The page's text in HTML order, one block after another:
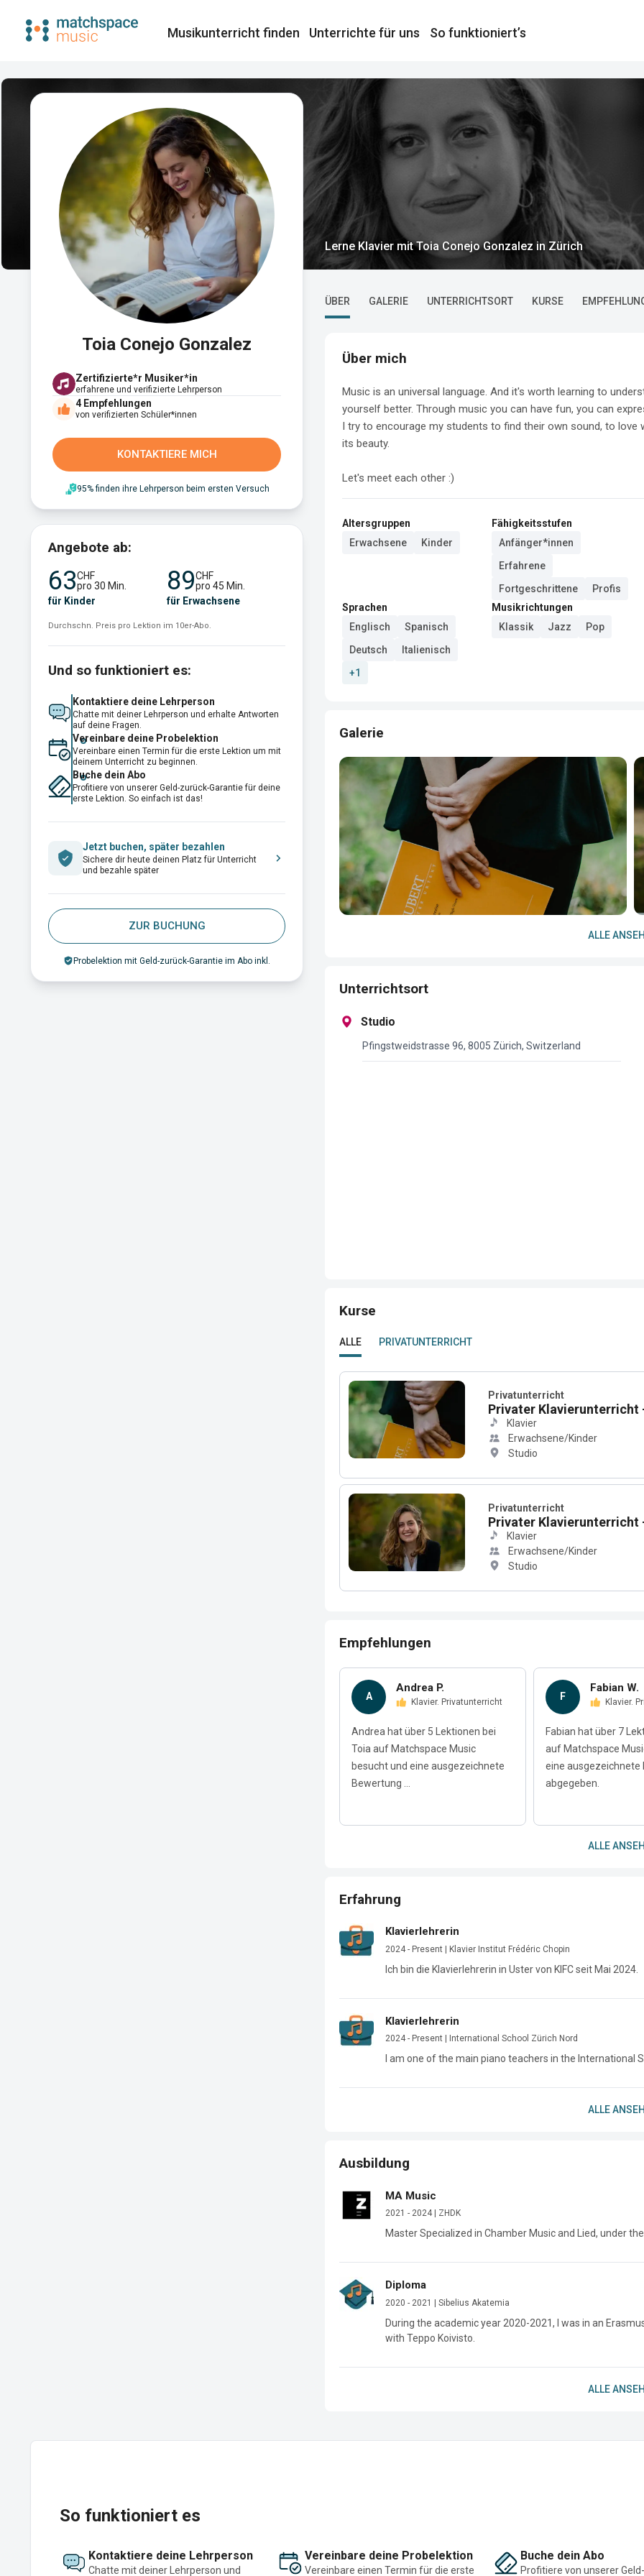
Musikunterricht finden​ Unterrichte für uns So funktioniert’s
Lerne Klavier mit Toia Conejo Gonzalez in Zürich
Toia Conejo Gonzalez
Zertifizierte*r Musiker*in
erfahrene und verifizierte Lehrperson
4 Empfehlungen
von verifizierten Schüler*innen
KONTAKTIERE MICH
95% finden ihre Lehrperson beim ersten Versuch
Angebote ab:
63CHF
pro 30 Min.
für Kinder
89CHF
pro 45 Min.
für Erwachsene
Durchschn. Preis pro Lektion im 10er-Abo.
Und so funktioniert es:
Kontaktiere deine Lehrperson
Chatte mit deiner Lehrperson und erhalte Antworten
auf deine Fragen.
Vereinbare deine Probelektion
Vereinbare einen Termin für die erste Lektion um mit
deinem Unterricht zu beginnen.
Buche dein Abo
Profitiere von unserer Geld-zurück-Garantie für deine
erste Lektion. So einfach ist das!
Jetzt buchen, später bezahlen
Sichere dir heute deinen Platz für Unterricht
und bezahle später
ZUR BUCHUNG
Probelektion mit Geld-zurück-Garantie im Abo inkl.
ÜBER GALERIE UNTERRICHTSORT KURSE
Über mich
Music is an universal language. And it's worth learning to
yourself better. Through music you can have fun, you can
I try to encourage my students to find their own sound, to
its beauty.
Let's meet each other :)
Altersgruppen
Erwachsene
Kinder
Fähigkeitsstufen
Anfänger*innen
Erfahrene
Fortgeschrittene
Profis
Sprachen
Englisch
Spanisch
Deutsch
Italienisch
+1
Musikrichtungen
Klassik
Jazz Pop
Galerie
ALLE
Unterrichtsort
Studio
Pfingstweidstrasse 96, 8005 Zürich, Switzerland
Kurse
ALLE PRIVATUNTERRICHT
Privatunterricht
Privater Klavierunterricht
Klavier
Erwachsene/Kinder
Studio
Privatunterricht
Privater Klavierunterricht
Klavier
Erwachsene/Kinder
Studio
Empfehlungen
A
Andrea P.
Klavier. Privatunterricht
Andrea hat über 5 Lektionen bei
Toia auf Matchspace Music
besucht und eine ausgezeichnete
Bewertung ...
F
Fabian W.
Klavier.
Fabian hat über 7
auf Matchspace
eine ausgezeichnete
abgegeben.
ALLE
Erfahrung
Klavierlehrerin
2024 - Present | Klavier Institut Frédéric Chopin
Ich bin die Klavierlehrerin in Uster von KIFC seit Mai 2024.
Klavierlehrerin
2024 - Present | International School Zürich Nord
I am one of the main piano teachers in the International
ALLE
Ausbildung
MA Music
2021 - 2024 | ZHDK
Master Specialized in Chamber Music and Lied, under
Diploma
2020 - 2021 | Sibelius Akatemia
During the academic year 2020-2021, I was in an
with Teppo Koivisto.
ALLE
So funktioniert es
Kontaktiere deine Lehrperson
Chatte mit deiner Lehrperson und
Vereinbare deine Probelektion
Vereinbare einen Termin für die erste
Buche dein Abo
Profitiere von unserer